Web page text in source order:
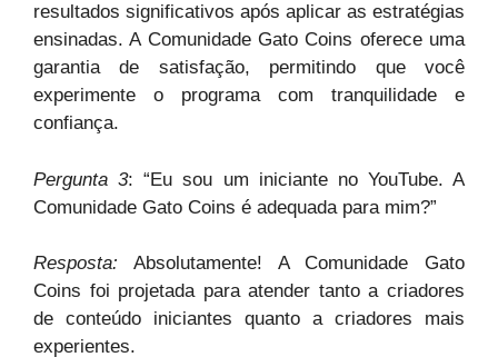
resultados significativos após aplicar as estratégias
ensinadas. A Comunidade Gato Coins oferece uma
garantia de satisfação, permitindo que você
experimente o programa com tranquilidade e
confiança.
Pergunta 3: “Eu sou um iniciante no YouTube. A
Comunidade Gato Coins é adequada para mim?”
Resposta: Absolutamente! A Comunidade Gato
Coins foi projetada para atender tanto a criadores
de conteúdo iniciantes quanto a criadores mais
experientes.